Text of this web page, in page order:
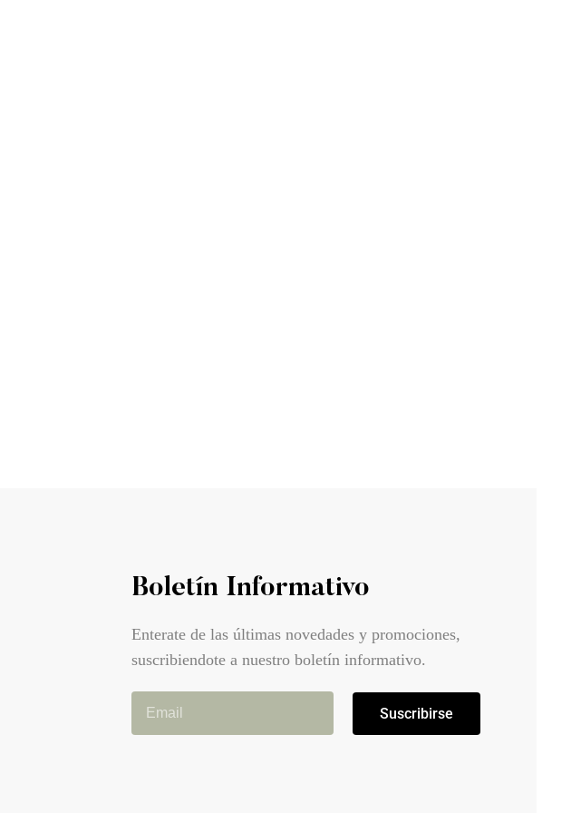
Boletín Informativo
Enterate de las últimas novedades y promociones,
suscribiendote a nuestro boletín informativo.
Suscribirse